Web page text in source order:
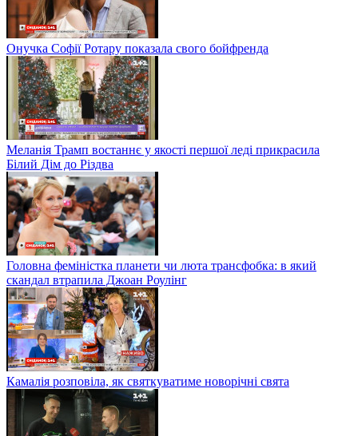
Онучка Софії Ротару показала свого бойфренда
Меланія Трамп востаннє у якості першої леді прикрасила
Білий Дім до Різдва
Головна феміністка планети чи люта трансфобка: в який
скандал втрапила Джоан Роулінг
Камалія розповіла, як святкуватиме новорічні свята